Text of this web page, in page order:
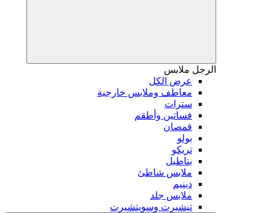
الرجل ملابس
عرض الكل
معاطف وملابس خارجية
سترات
فساتين وأطقم
قمصان
بولو
تريكو
بناطيل
ملابس شاطئ
دينيم
ملابس جلد
تيشيرت وسويتشيرت